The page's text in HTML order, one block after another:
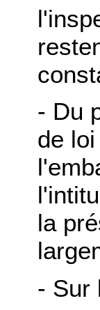
- Du
de
la
- Sur